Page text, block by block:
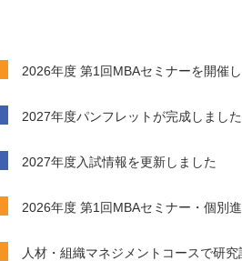
2026年度 第1回MBAセミナーを開催
2027年度パンフレットが完成しました
2027年度入試情報を更新しました
2026年度 第1回MBAセミナー・個別
人材・組織マネジメントコースで研